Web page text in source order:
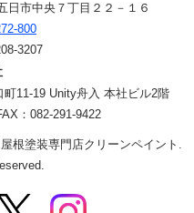
日市中央７丁目２２－１６
800
3207
11-19 Unity舟入 本社ビル2階
：082-291-9422
根塗装専門店クリーンペイント.